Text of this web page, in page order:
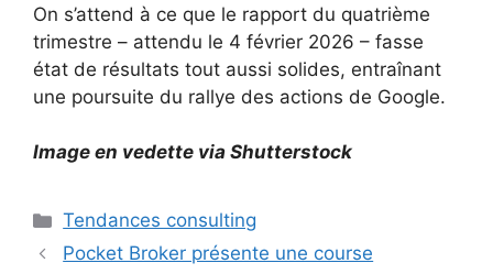
On s’attend à ce que le rapport du quatrième
trimestre – attendu le 4 février 2026 – fasse
état de résultats tout aussi solides, entraînant
une poursuite du rallye des actions de Google.
Image en vedette via Shutterstock
Catégories
Tendances consulting
Pocket Broker présente une course